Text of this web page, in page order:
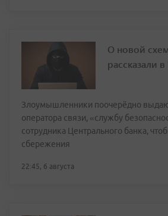
О новой
рассказали
Злоумышленники поочерёдно
оператора связи, «службу
сотрудника Центрального банка,
сбережения
22:45, 6 августа